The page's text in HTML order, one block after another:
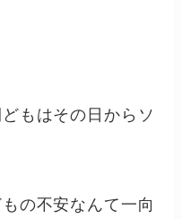
もはその日からソ
の不安なんて一向